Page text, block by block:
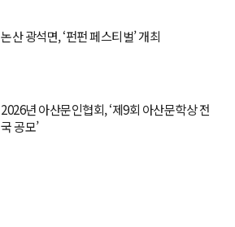
논산 광석면, ‘펀펀 페스티벌’ 개최
2026년 아산문인협회, ‘제9회 아산문학상 전
국 공모’